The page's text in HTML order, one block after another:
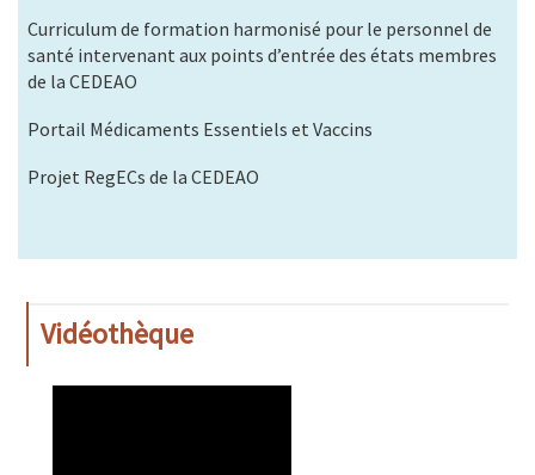
Curriculum de formation harmonisé pour le personnel de
santé intervenant aux points d’entrée des états membres
de la CEDEAO
Portail Médicaments Essentiels et Vaccins
Projet RegECs de la CEDEAO
Vidéothèque